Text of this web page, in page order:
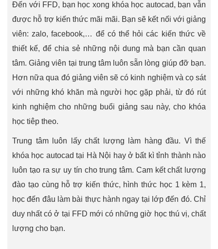
Đến với FFD, bạn học xong khóa học autocad, bạn vẫn
được hỗ trợ kiến thức mãi mãi. Bạn sẽ kết nối với giảng
viên: zalo, facebook,… để có thể hỏi các kiến thức về
thiết kế, để chia sẻ những nội dung mà bạn cần quan
tâm. Giảng viên tại trung tâm luôn sẵn lòng giúp đỡ bạn.
Hơn nữa qua đó giảng viên sẽ có kinh nghiệm và cọ sát
với những khó khăn mà người học gặp phải, từ đó rút
kinh nghiệm cho những buổi giảng sau này, cho khóa
học tiêp theo.
Trung tâm luôn lấy chất lượng làm hàng đầu. Vì thế
khóa học autocad tại Hà Nội hay ở bất kì tỉnh thành nào
luôn tạo ra sự uy tín cho trung tâm. Cam kết chất lượng
đào tạo cùng hỗ trợ kiến thức, hình thức học 1 kèm 1,
học đến đâu làm bài thực hành ngay tại lớp đến đó. Chỉ
duy nhất có ở tại FFD mới có những giờ học thú vị, chất
lượng cho bạn.